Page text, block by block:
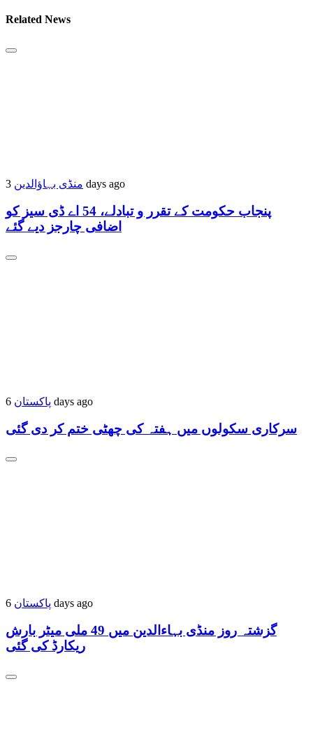
Related News
منڈی بہاؤالدین 3 days ago
پنجاب حکومت کے تقرر و تبادلے، 54 اے ڈی سیز کو
اضافی چارجز دیے گئے
پاکستان 6 days ago
سرکاری سکولوں میں ہفتہ کی چھٹی ختم کر دی گئی
پاکستان 6 days ago
گزشتہ روز منڈی بہاءالدین میں 49 ملی میٹر بارش
ریکارڈ کی گئی